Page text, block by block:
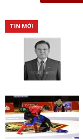
TIN MỚI